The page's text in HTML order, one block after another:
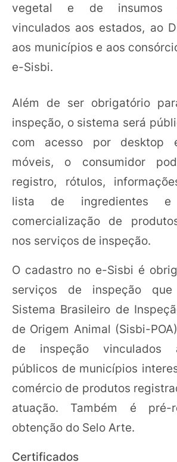
vegetal e de insumos
vinculados aos estados, ao
aos municípios e aos
e-Sisbi.
Além de ser obrigatório
inspeção, o sistema será
com acesso por desktop
móveis, o consumidor
registro, rótulos,
lista de ingredientes
comercialização de
nos serviços de inspeção.
O cadastro no e-Sisbi é
serviços de inspeção
Sistema Brasileiro de
de Origem Animal (Sisbi-
de inspeção vinculados
públicos de municípios
comércio de produtos
atuação. Também é pré-
obtenção do Selo Arte.
Certificados